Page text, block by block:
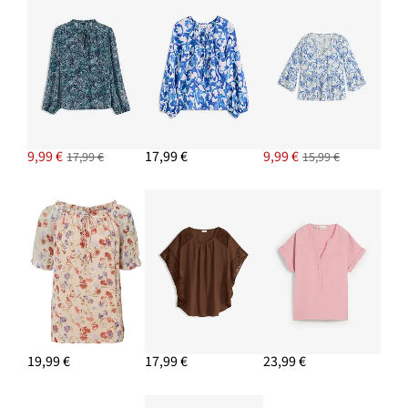
Džínsy, Wide-Leg, High Waist, Low Stretch
15,99 €
9,99 € 17,99 € 17,99 € 9,99 € 15,99 €
19,99 € 17,99 € 23,99 €